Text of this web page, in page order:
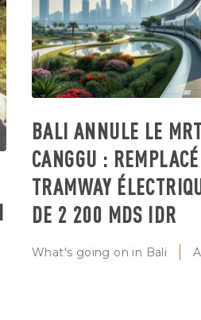
BALI ANNULE LE
CANGGU :
TRAMWAY
DE 2 200 MDS IDR
What's going on in Bali